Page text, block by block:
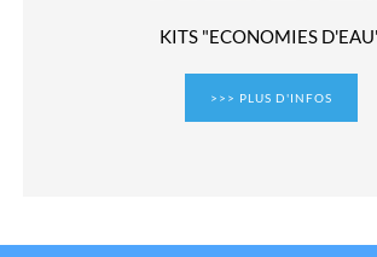
KITS "ECONOMIES
>>> PLUS D'INFOS